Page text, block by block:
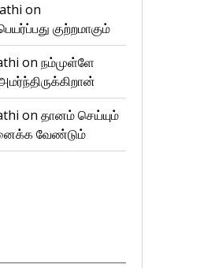
on
குற்றமாகும்
on நம்முள்ளே
on தானம் செய்யும்
வேண்டும்